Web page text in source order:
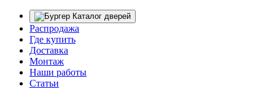
Каталог дверей
Распродажа
Где купить
Доставка
Монтаж
Наши работы
Статьи